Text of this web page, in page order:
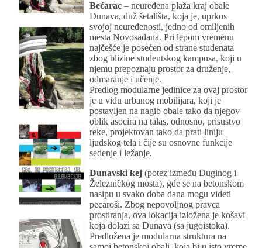
Bećarac – neuređena plaža kraj obale
Dunava, duž šetališta, koja je, uprkos
svojoj neuređenosti, jedno od omiljenih
mesta Novosađana. Pri lepom vremenu
najčešće je posećen od strane studenata
zbog blizine studentskog kampusa, koji u
njemu prepoznaju prostor za druženje,
odmaranje i učenje.
Predlog modularne jedinice za ovaj prostor
je u vidu urbanog mobilijara, koji je
postavljen na nagib obale tako da njegov
oblik asocira na talas, odnosno, prisustvo
reke, projektovan tako da prati liniju
ljudskog tela i čije su osnovne funkcije
sedenje i ležanje.
Dunavski kej (potez između Duginog i
Železničkog mosta), gde se na betonskom
nasipu u svako doba dana mogu videti
pecaroši. Zbog nepovoljnog pravca
prostiranja, ova lokacija izložena je košavi
koja dolazi sa Dunava (sa jugoistoka).
Predložena je modularna struktura na